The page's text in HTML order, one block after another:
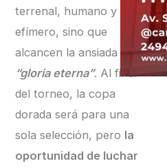
terrenal, humano y
efímero, sino que
alcancen la ansiada
“gloria eterna”. Al final
del torneo, la copa
dorada será para una
sola selección, pero la
oportunidad de luchar